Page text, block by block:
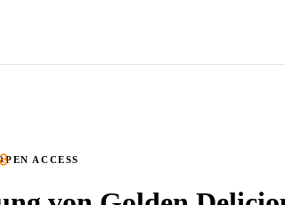
ACCESS